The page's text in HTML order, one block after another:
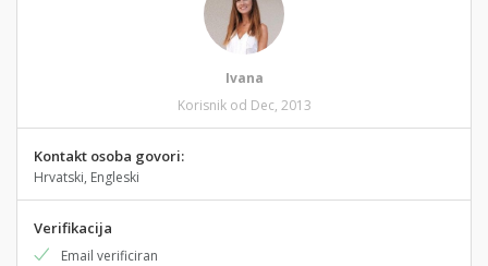
Ivana
Korisnik od Dec, 2013
Kontakt osoba govori:
Hrvatski, Engleski
Verifikacija
Email verificiran